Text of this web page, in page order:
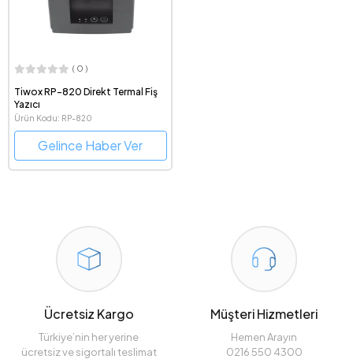
( 0 )
Tiwox RP-820 Direkt Termal Fiş
Yazıcı
Ürün Kodu: RP-820
Gelince Haber Ver
Ücretsiz Kargo
Türkiye’nin her yerine
ücretsiz ve sigortalı teslimat
Müşteri Hizmetleri
Hemen Arayın
0216 550 4300